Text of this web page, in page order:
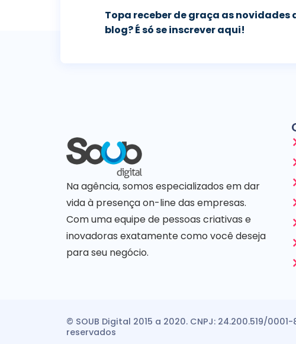
Topa receber de graça as novidades
blog? É só se inscrever aqui!
Na agência, somos especializados em dar
vida à presença on-line das empresas.
Com uma equipe de pessoas criativas e
inovadoras exatamente como você deseja
para seu negócio.
© SOUB Digital 2015 a 2020. CNPJ: 24.200.519/
reservados